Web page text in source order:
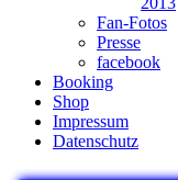
Fan-Fotos
Presse
facebook
Booking
Shop
Impressum
Datenschutz